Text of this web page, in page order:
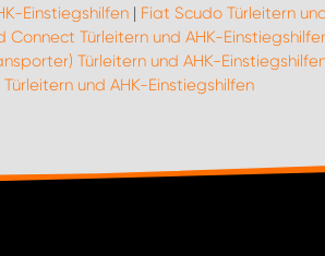
Einstiegshilfen | Fiat Scudo Türleitern
Connect Türleitern und AHK-
Türleitern und AHK-
und AHK-Einstiegshilfen